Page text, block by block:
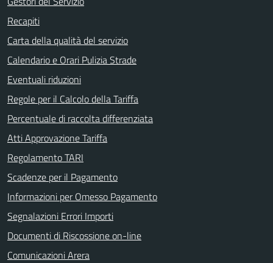
Recapiti
Carta della qualità del servizio
Calendario e Orari Pulizia Strade
Eventuali riduzioni
Regole per il Calcolo della Tariffa
Percentuale di raccolta differenziata
Atti Approvazione Tariffa
Regolamento TARI
Scadenze per il Pagamento
Informazioni per Omesso Pagamento
Segnalazioni Errori Importi
Documenti di Riscossione on-line
Comunicazioni Arera